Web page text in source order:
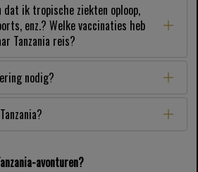
dat ik tropische ziekten oploop,
enz.? Welke vaccinaties heb
Tanzania reis?
nodig?
avonturen?